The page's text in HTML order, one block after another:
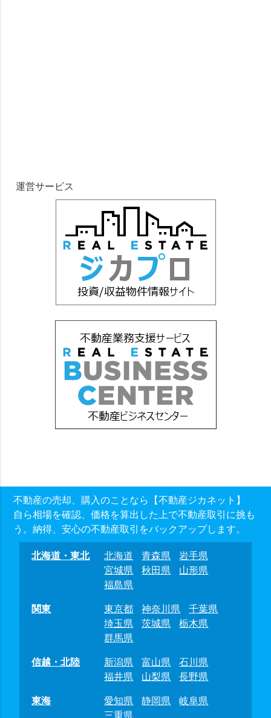
運営サービス
不動産の売却、購入のことなら【不動産ジカネット】
自ら相場を確認、価格を算出した上で不動産取引に挑も
う。納得、安心の不動産取引をバックアップします。
北海道・東北 北海道 青森県
岩手県
宮城県
秋田県
山形県
福島県
関東
東京都 神奈川県
千葉県
埼玉県
茨城県
栃木県
群馬県
信越・北陸
新潟県 富山県
石川県
福井県
山梨県
長野県
東海
愛知県 静岡県
岐阜県
三重県